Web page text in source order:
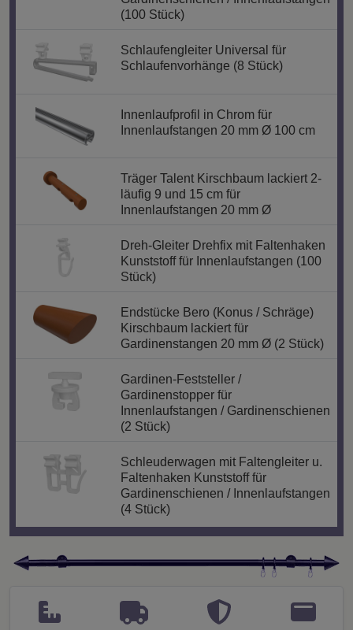
(100 Stück)
Schlaufengleiter Universal für
Schlaufenvorhänge (8 Stück)
Innenlaufprofil in Chrom für
Innenlaufstangen 20 mm Ø 100 cm
Träger Talent Kirschbaum lackiert 2-
läufig 9 und 15 cm für
Innenlaufstangen 20 mm Ø
Dreh-Gleiter Drehfix mit Faltenhaken
Kunststoff für Innenlaufstangen (100
Stück)
Endstücke Bero (Konus / Schräge)
Kirschbaum lackiert für
Gardinenstangen 20 mm Ø (2 Stück)
Gardinen-Feststeller /
Gardinenstopper für
Innenlaufstangen / Gardinenschienen
(2 Stück)
Schleuderwagen mit Faltengleiter u.
Faltenhaken Kunststoff für
Gardinenschienen / Innenlaufstangen
(4 Stück)